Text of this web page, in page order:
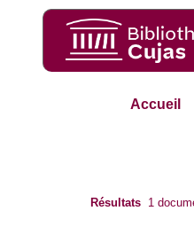
Accueil
Résultats 1